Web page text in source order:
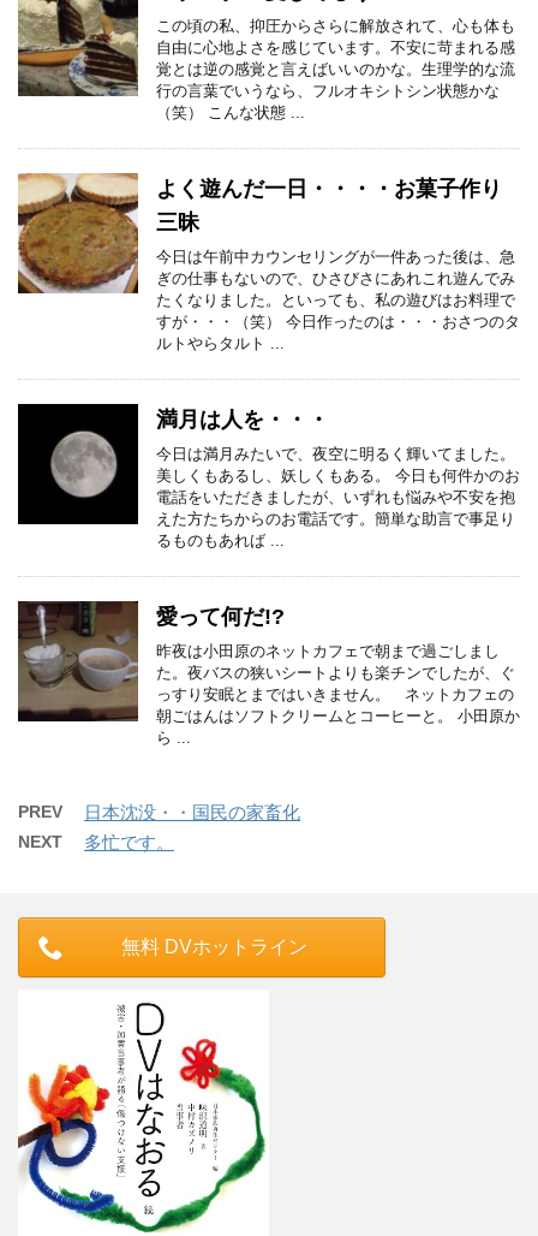
この頃の私、抑圧からさらに解放されて、心も体も
自由に心地よさを感じています。不安に苛まれる感
覚とは逆の感覚と言えばいいのかな。生理学的な流
行の言葉でいうなら、フルオキシトシン状態かな
（笑） こんな状態 ...
よく遊んだ一日・・・・お菓子作り
三昧
今日は午前中カウンセリングが一件あった後は、急
ぎの仕事もないので、ひさびさにあれこれ遊んでみ
たくなりました。といっても、私の遊びはお料理で
すが・・・（笑） 今日作ったのは・・・おさつのタ
ルトやらタルト ...
満月は人を・・・
今日は満月みたいで、夜空に明るく輝いてました。
美しくもあるし、妖しくもある。 今日も何件かのお
電話をいただきましたが、いずれも悩みや不安を抱
えた方たちからのお電話です。簡単な助言で事足り
るものもあれば ...
愛って何だ!?
昨夜は小田原のネットカフェで朝まで過ごしまし
た。夜バスの狭いシートよりも楽チンでしたが、ぐ
っすり安眠とまではいきません。 ネットカフェの
朝ごはんはソフトクリームとコーヒーと。 小田原か
ら ...
PREV 日本沈没・・国民の家畜化
NEXT 多忙です。
無料 DVホットライン